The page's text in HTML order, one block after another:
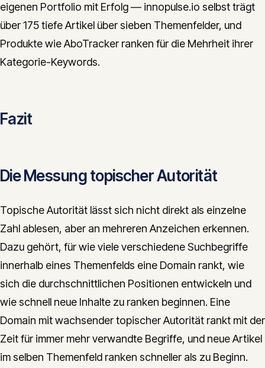
eigenen Portfolio mit Erfolg — innopulse.io selbst trägt
über 175 tiefe Artikel über sieben Themenfelder, und
Produkte wie AboTracker ranken für die Mehrheit ihrer
Kategorie-Keywords.
Fazit
Die Messung topischer Autorität
Topische Autorität lässt sich nicht direkt als einzelne
Zahl ablesen, aber an mehreren Anzeichen erkennen.
Dazu gehört, für wie viele verschiedene Suchbegriffe
innerhalb eines Themenfelds eine Domain rankt, wie
sich die durchschnittlichen Positionen entwickeln und
wie schnell neue Inhalte zu ranken beginnen. Eine
Domain mit wachsender topischer Autorität rankt mit der
Zeit für immer mehr verwandte Begriffe, und neue Artikel
im selben Themenfeld ranken schneller als zu Beginn.